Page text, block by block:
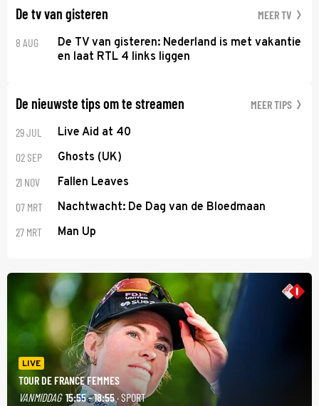
De tv van gisteren MEER TV
8 AUG
De TV van gisteren: Nederland is met vakantie
en laat RTL 4 links liggen
De nieuwste tips om te streamen MEER TIPS
29 JUL Live Aid at 40
02 SEP Ghosts (UK)
21 NOV Fallen Leaves
07 MRT Nachtwacht: De Dag van de Bloedmaan
27 MRT Man Up
LIVE
TOUR DE FRANCE FEMMES
VANMIDDAG 15:55 - 18:55· SPORT